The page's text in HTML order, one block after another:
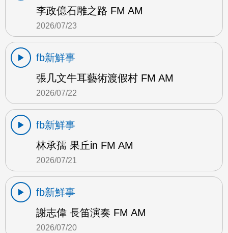
李政億石雕之路 FM AM
2026/07/23
fb新鮮事
張几文牛耳藝術渡假村 FM AM
2026/07/22
fb新鮮事
林承孺 果丘in FM AM
2026/07/21
fb新鮮事
謝志偉 長笛演奏 FM AM
2026/07/20